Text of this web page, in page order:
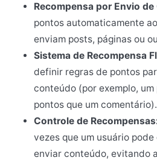
Recompensa por Envio
pontos automaticamente
enviam posts, páginas ou
Sistema de Recompensa
definir regras de pontos
conteúdo (por exemplo,
pontos que um comentário).
Controle de
vezes que um usuário
enviar conteúdo, evitando